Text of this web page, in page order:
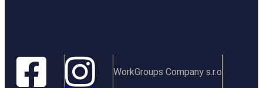
WorkGroups Company s.r.o